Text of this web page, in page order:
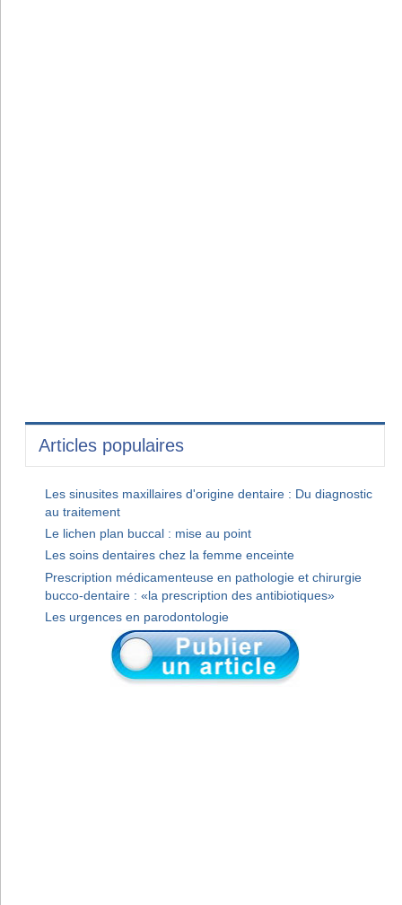
Articles populaires
Les sinusites maxillaires d'origine dentaire : Du diagnostic
au traitement
Le lichen plan buccal : mise au point
Les soins dentaires chez la femme enceinte
Prescription médicamenteuse en pathologie et chirurgie
bucco-dentaire : «la prescription des antibiotiques»
Les urgences en parodontologie